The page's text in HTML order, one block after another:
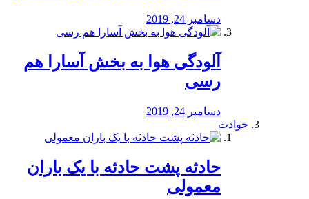
دسامبر 24, 2019
آلودگی هوا به بخش آسارا هم
رسی
دسامبر 24, 2019
حوادث
️حادثه پشت حادثه با یک باران
معمولی